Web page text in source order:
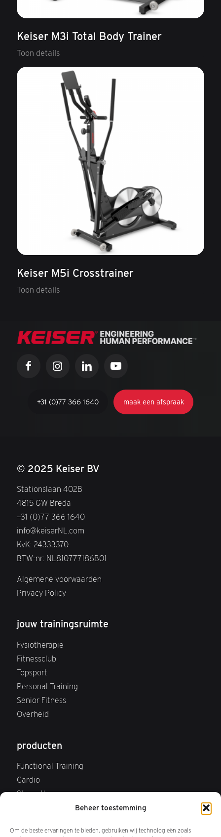
Beheer toestemming
Om de beste ervaringen te bieden, gebruiken wij technologieën zoals
Keiser M3i Total Body Trainer
Toon details
Keiser M5i Crosstrainer
Toon details
+31 (0)77 366 1640 maak een afspraak
© 2025 Keiser BV
Stationslaan 402B
4815 GW Breda
+31 (0)77 366 1640
info@keiserNL.com
KvK: 24333370
BTW-nr: NL810777186B01
Algemene voorwaarden
Privacy Policy
jouw trainingsruimte
Fysiotherapie
Fitnessclub
Topsport
Personal Training
Senior Fitness
Overheid
producten
Functional Training
Cardio
Strength